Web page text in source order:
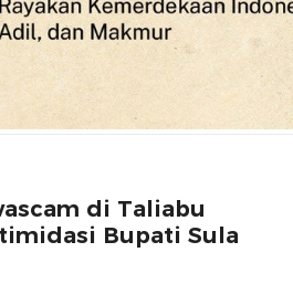
di Taliabu
Bupati Sula